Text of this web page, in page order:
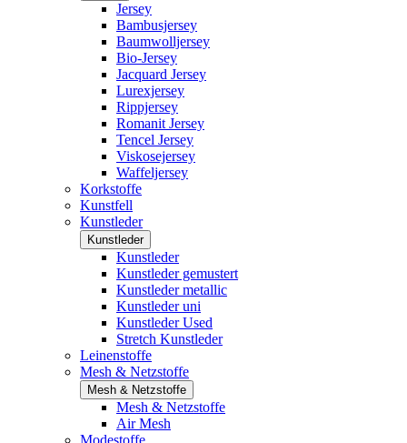
Jersey
Bambusjersey
Baumwolljersey
Bio-Jersey
Jacquard Jersey
Lurexjersey
Rippjersey
Romanit Jersey
Tencel Jersey
Viskosejersey
Waffeljersey
Korkstoffe
Kunstfell
Kunstleder
Kunstleder
Kunstleder
Kunstleder gemustert
Kunstleder metallic
Kunstleder uni
Kunstleder Used
Stretch Kunstleder
Leinenstoffe
Mesh & Netzstoffe
Mesh & Netzstoffe
Mesh & Netzstoffe
Air Mesh
Modestoffe